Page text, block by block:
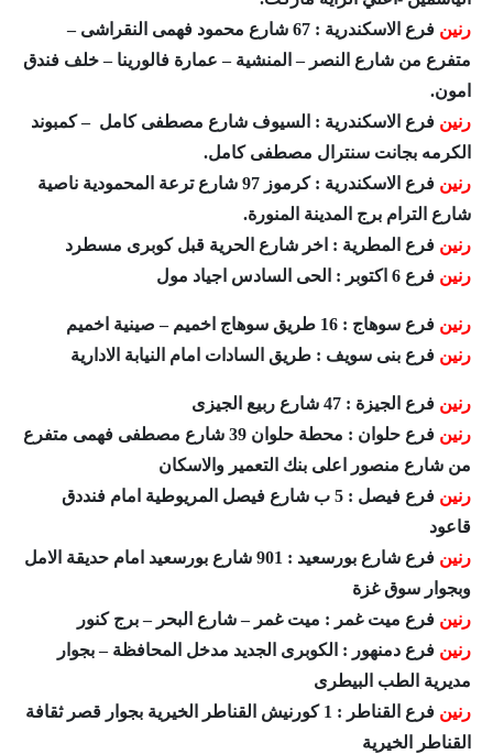
رنين
فرع الاسكندرية : 67 شارع محمود فهمى النقراشى –
متفرع من شارع النصر – المنشية – عمارة فالورينا – خلف فندق
امون.
رنين فرع الاسكندرية : السيوف شارع مصطفى كامل – كمبوند
الكرمه بجانت سنترال مصطفى كامل.
رنين
فرع الاسكندرية : كرموز 97 شارع ترعة المحمودية ناصية
شارع الترام برج المدينة المنورة.
رنين فرع المطرية : اخر شارع الحرية قبل كوبرى مسطرد
رنين فرع 6 اكتوبر : الحى السادس اجياد مول
رنين فرع سوهاج : 16 طريق سوهاج اخميم – صينية اخميم
رنين فرع بنى سويف : طريق السادات امام النيابة الادارية
رنين فرع الجيزة : 47 شارع ربيع الجيزى
رنين
فرع حلوان : محطة حلوان 39 شارع مصطفى فهمى متفرع
من شارع منصور اعلى بنك التعمير والاسكان
رنين
فرع فيصل : 5 ب شارع فيصل المريوطية امام فنددق
قاعود
رنين
فرع شارع بورسعيد : 901 شارع بورسعيد امام حديقة الامل
وبجوار سوق غزة
رنين فرع ميت غمر : ميت غمر – شارع البحر – برج كنور
رنين فرع دمنهور : الكوبرى الجديد مدخل المحافظة – بجوار
مديرية الطب البيطرى
رنين
فرع القناطر : 1 كورنيش القناطر الخيرية بجوار قصر ثقافة
القناطر الخيرية